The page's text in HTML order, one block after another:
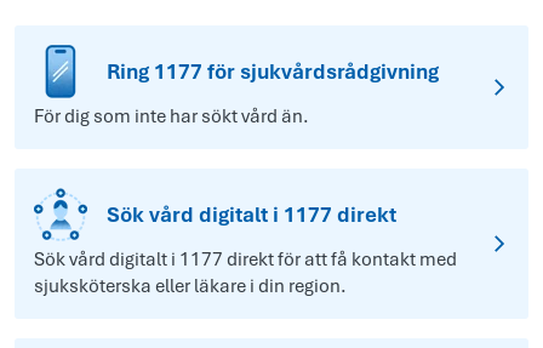
Ring 1177 för sjukvårdsrådgivning
För dig som inte har sökt vård än.
Sök vård digitalt i 1177 direkt
Sök vård digitalt i 1177 direkt för att få kontakt med
sjuksköterska eller läkare i din region.